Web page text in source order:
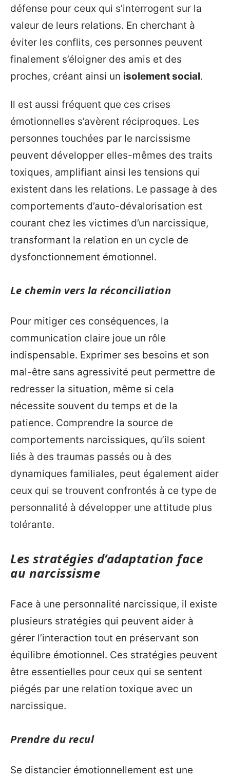
défense pour ceux qui s’interrogent sur la
valeur de leurs relations. En cherchant à
éviter les conflits, ces personnes peuvent
finalement s’éloigner des amis et des
proches, créant ainsi un isolement social.
Il est aussi fréquent que ces crises
émotionnelles s’avèrent réciproques. Les
personnes touchées par le narcissisme
peuvent développer elles-mêmes des traits
toxiques, amplifiant ainsi les tensions qui
existent dans les relations. Le passage à des
comportements d’auto-dévalorisation est
courant chez les victimes d’un narcissique,
transformant la relation en un cycle de
dysfonctionnement émotionnel.
Le chemin vers la réconciliation
Pour mitiger ces conséquences, la
communication claire joue un rôle
indispensable. Exprimer ses besoins et son
mal-être sans agressivité peut permettre de
redresser la situation, même si cela
nécessite souvent du temps et de la
patience. Comprendre la source de
comportements narcissiques, qu’ils soient
liés à des traumas passés ou à des
dynamiques familiales, peut également aider
ceux qui se trouvent confrontés à ce type de
personnalité à développer une attitude plus
tolérante.
Les stratégies d’adaptation face
au narcissisme
Face à une personnalité narcissique, il existe
plusieurs stratégies qui peuvent aider à
gérer l’interaction tout en préservant son
équilibre émotionnel. Ces stratégies peuvent
être essentielles pour ceux qui se sentent
piégés par une relation toxique avec un
narcissique.
Prendre du recul
Se distancier émotionnellement est une